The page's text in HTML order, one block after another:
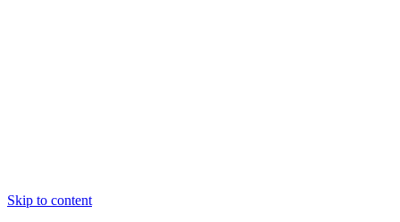
Skip to content